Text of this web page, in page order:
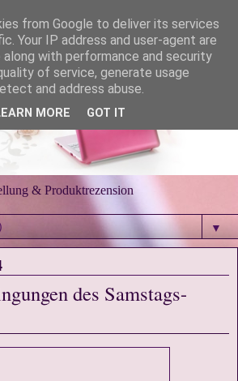
& Produktrezension
▼
des Samstags-
from Google to deliver its services
Your IP address and user-agent are
along with performance and security
of service, generate usage
and address abuse.
MORE GOT IT